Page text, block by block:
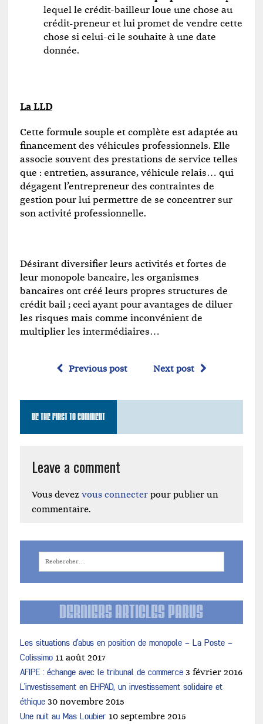
lequel le crédit-bailleur loue une chose au
crédit-preneur et lui promet de vendre cette
chose si celui-ci le souhaite à une date
donnée.
La LLD
Cette formule souple et complète est adaptée au
financement des véhicules professionnels. Elle
associe souvent des prestations de service telles
que : entretien, assurance, véhicule relais… qui
dégagent l’entrepreneur des contraintes de
gestion pour lui permettre de se concentrer sur
son activité professionnelle.
Désirant diversifier leurs activités et fortes de
leur monopole bancaire, les organismes
bancaires ont créé leurs propres structures de
crédit bail ; ceci ayant pour avantages de diluer
les risques mais comme inconvénient de
multiplier les intermédiaires…
Previous post Next post
BE THE FIRST TO COMMENT
Leave a comment
Vous devez vous connecterpour publier un
commentaire.
DERNIERS ARTICLES PARUS
Les situations d’abus en position de monopole – La Poste –
Colissimo 11 août 2017
AFIPE : échange avec le tribunal de commerce 3 février 2016
L’investissement en EHPAD, un investissement solidaire et
éthique 30 novembre 2015
Une nuit au Mas Loubier 10 septembre 2015